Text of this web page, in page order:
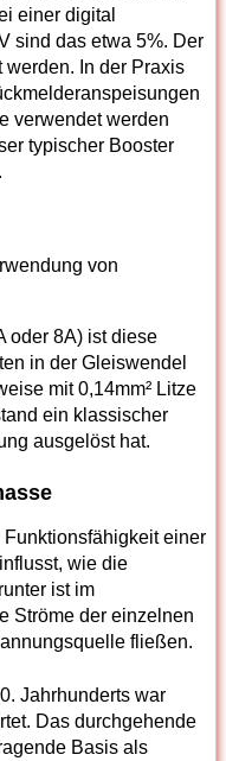
einer digital
sind das etwa 5%. Der
In der Praxis
verwendet werden
typischer Booster
von
oder 8A) ist diese
in der Gleiswendel
mit 0,14mm² Litze
ein klassischer
ausgelöst hat.
einer
wie die
ist im
Ströme der einzelnen
fließen.
Jahrhunderts war
Das durchgehende
Basis als